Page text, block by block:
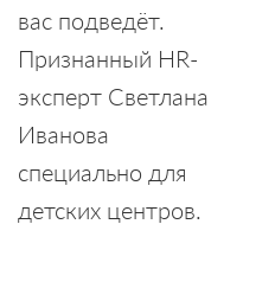
вас подведёт.
Признанный HR-
эксперт Светлана
Иванова
специально для
детских центров.